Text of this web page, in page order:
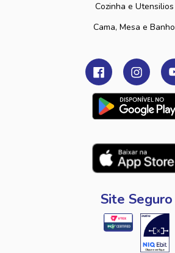
Cozinha e Utensilios
Cama, Mesa e Banho
Site Seguro